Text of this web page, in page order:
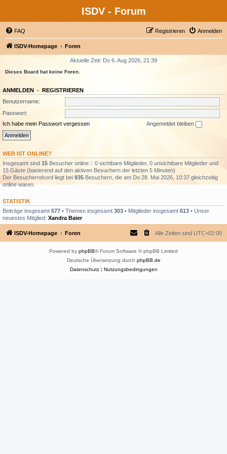
ISDV - Forum
FAQ Anmelden
Registrieren
ISDV-Homepage Foren
Aktuelle Zeit: Do 6. Aug 2026, 21:39
Dieses Board hat keine Foren.
ANMELDEN • REGISTRIEREN
Benutzername:
Passwort:
Ich habe mein Passwort vergessen
Angemeldet bleiben
WER IST ONLINE?
Insgesamt sind 15 Besucher online :: 0 sichtbare Mitglieder, 0 unsichtbare Mitglieder und
15 Gäste (basierend auf den aktiven Besuchern der letzten 5 Minuten)
Der Besucherrekord liegt bei 935 Besuchern, die am Do 28. Mai 2026, 10:37 gleichzeitig
online waren.
STATISTIK
Beiträge insgesamt 577 • Themen insgesamt 303 • Mitglieder insgesamt 613 • Unser
neuestes Mitglied: Xandra Baier
ISDV-Homepage Foren Alle Zeiten sind UTC+02:00
Powered by phpBB® Forum Software © phpBB Limited
Deutsche Übersetzung durch phpBB.de
Datenschutz| Nutzungsbedingungen